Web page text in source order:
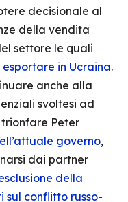
decisionale al
della vendita
settore le quali
in Ucraina.
anche alla
svoltesi ad
Peter
governo,
dai partner
della
conflitto russo-